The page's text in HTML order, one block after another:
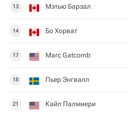
13 Мэтью Барзал
14 Бо Хорват
17 Marc Gatcomb
18 Пьер Энгвалл
21 Кайл Палмиери